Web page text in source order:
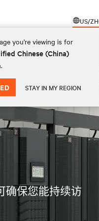
US/ZH
you're viewing is for
Chinese (China)
STAY IN MY REGION
确保您能持续访